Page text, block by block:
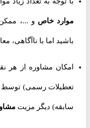
موارد خاصو ...، ممکن
باشید اما با ناآگاهی،
امکان مشاوره از هر
سابقه) دیگر مزیت مشاوره